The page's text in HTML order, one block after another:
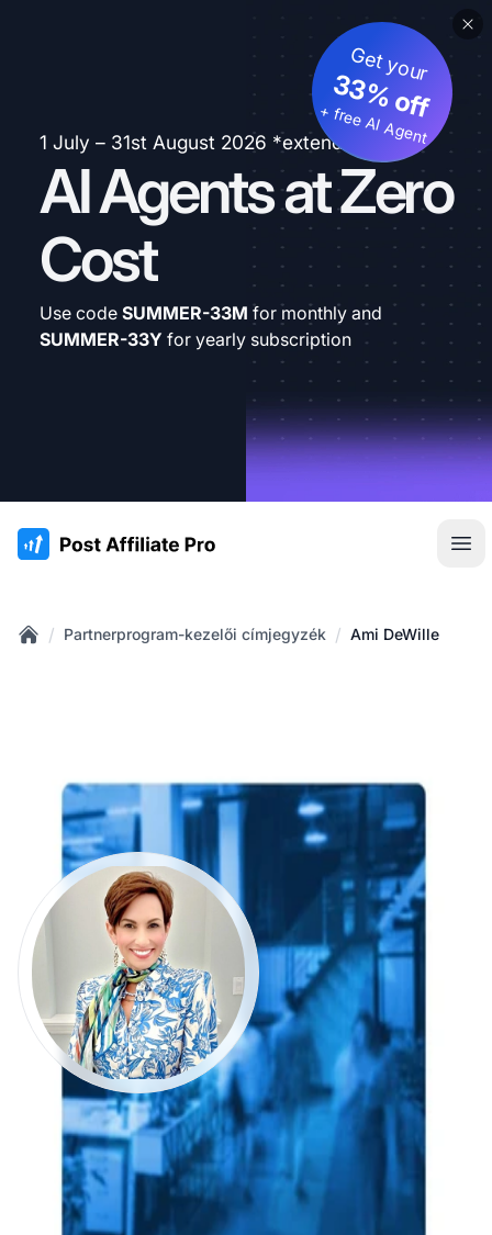
1 July – 31st August 2026 *extended
AI Agents at Zero
Cost
Get your
33% off
+ free AI Agent
Use code SUMMER-33M for monthly and
SUMMER-33Y for yearly subscription
:site.title
/ Partnerprogram-kezelői címjegyzék / Ami DeWille